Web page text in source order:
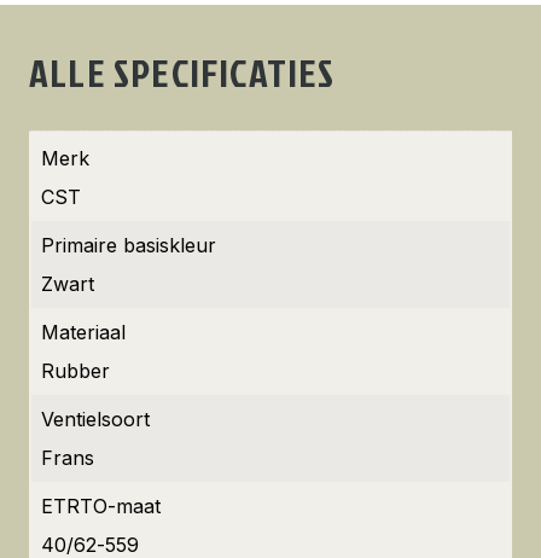
ALLE SPECIFICATIES
Merk
CST
Primaire basiskleur
Zwart
Materiaal
Rubber
Ventielsoort
Frans
ETRTO-maat
40/62-559